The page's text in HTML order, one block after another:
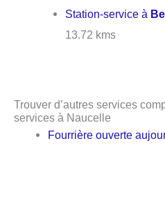
Station-service à
13.72 kms
Trouver d’autres services
services à Naucelle
Fourrière ouverte